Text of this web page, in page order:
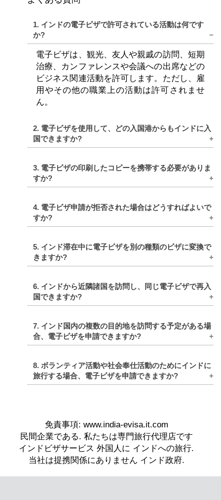
1. インドの電子ビザで許可されている活動は何です
か?
電子ビザは、観光、友人や親戚の訪問、短期
治療、カンファレンスや会議への出席などの
ビジネス関連活動を許可します。ただし、雇
用やその他の職業上の活動は許可​​されませ
ん。
2. 電子ビザを使用して、どの入国港からもインドに入
国できますか?
または港を通じてインドに入国できます。対
象となる入国地のリストは、電子ビザ申請用
3. 電子ビザの印刷したコピーを携帯する必要がありま
すか?
印刷して持ち歩くことをお勧めします。ただ
し、物理的なコピーがあれば、技術的な問題
ためにコピーを要求した場合に役立ちます。
4. 電子ビザ申請が拒否された場合はどうすればよいで
すか?
使館または領事館を通じて通常のビザを申請
できます。通常のビザを取得するために必要
5. インド滞在中に電子ビザを別の種類のビザに変換で
きますか?
のビザに変換することはできません。
6. インドから近隣諸国を訪問し、同じ電子ビザで再入
国できますか?
る特定の電子ビザがあれば可能です。これ
は、同じ電子ビザを使用して近隣諸国を訪問
ます。
7. インド国内の複数の目的地を訪問する予定がある場
合、電子ビザを申請できますか?
予定がある場合は、電子ビザを申請できま
す。電子ビザを使用すると、国内のさまざま
8. ボランティア活動や社会奉仕活動のためにインドに
旅行する場合、電子ビザを申請できますか?
ん。このような活動に従事する予定がある場
合は、インド大使館または領事館を通じて適
切なビザカテゴリーを申請する必要がありま
す。